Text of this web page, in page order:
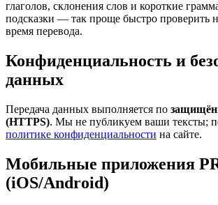
глаголов, склонения слов и короткие
подсказки — так проще быстро
время перевода.
Конфиденциальность и
данных
Передача данных выполняется по
(HTTPS). Мы не публикуем ваши тексты;
политике конфиденциальности на сайте.
Мобильные приложения
(iOS/Android)